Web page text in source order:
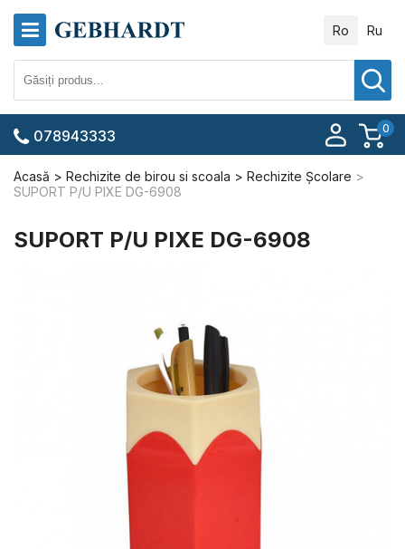
Ro Ru
0
078943333
Acasă Rechizite de birou si scoala
Rechizite Școlare
SUPORT P/U PIXE DG-6908
SUPORT P/U PIXE DG-6908